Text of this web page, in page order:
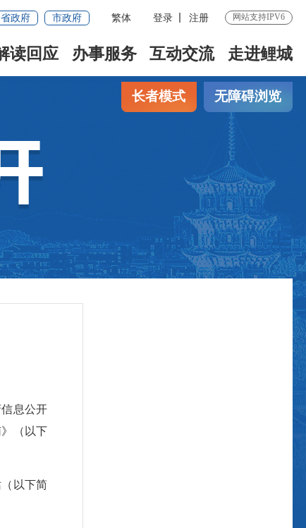
省政府 市政府 繁体 登录 注册 网站支持IPV6
读回应 办事服务 互动交流 走进鲤城
长者模式 无障碍浏览
息公开
（以下
以下简